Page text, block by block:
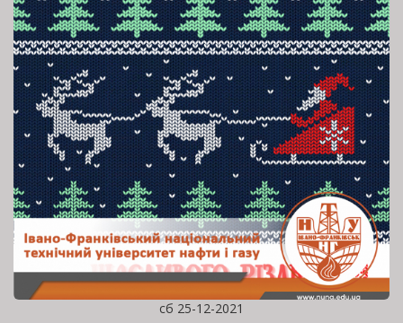
сб 25-12-2021